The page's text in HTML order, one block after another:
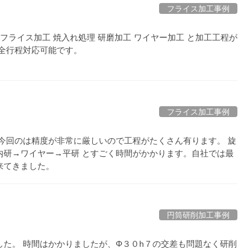
フライス加工事例
ライス加工 焼入れ処理 研磨加工 ワイヤー加工 と加工工程が
行程対応可能です。
フライス加工事例
回のは精度が非常に厳しいので工程がたくさん有ります。 旋
→ワイヤー→平研 とすごく時間がかかります。自社では最
きました。
円筒研削加工事例
。 時間はかかりましたが、Φ３０h７の交差も問題なく研削